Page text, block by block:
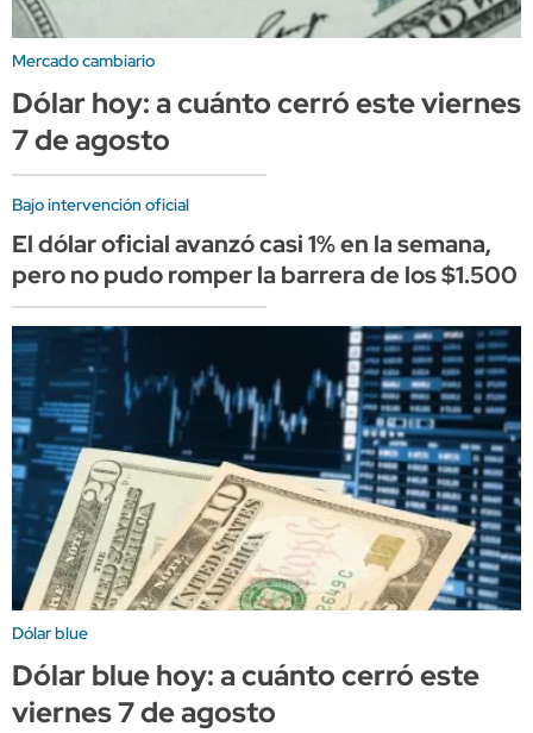
Mercado cambiario
Dólar hoy: a cuánto cerró este viernes
7 de agosto
Bajo intervención oficial
El dólar oficial avanzó casi 1% en la semana,
pero no pudo romper la barrera de los $1.500
Dólar blue
Dólar blue hoy: a cuánto cerró este
viernes 7 de agosto